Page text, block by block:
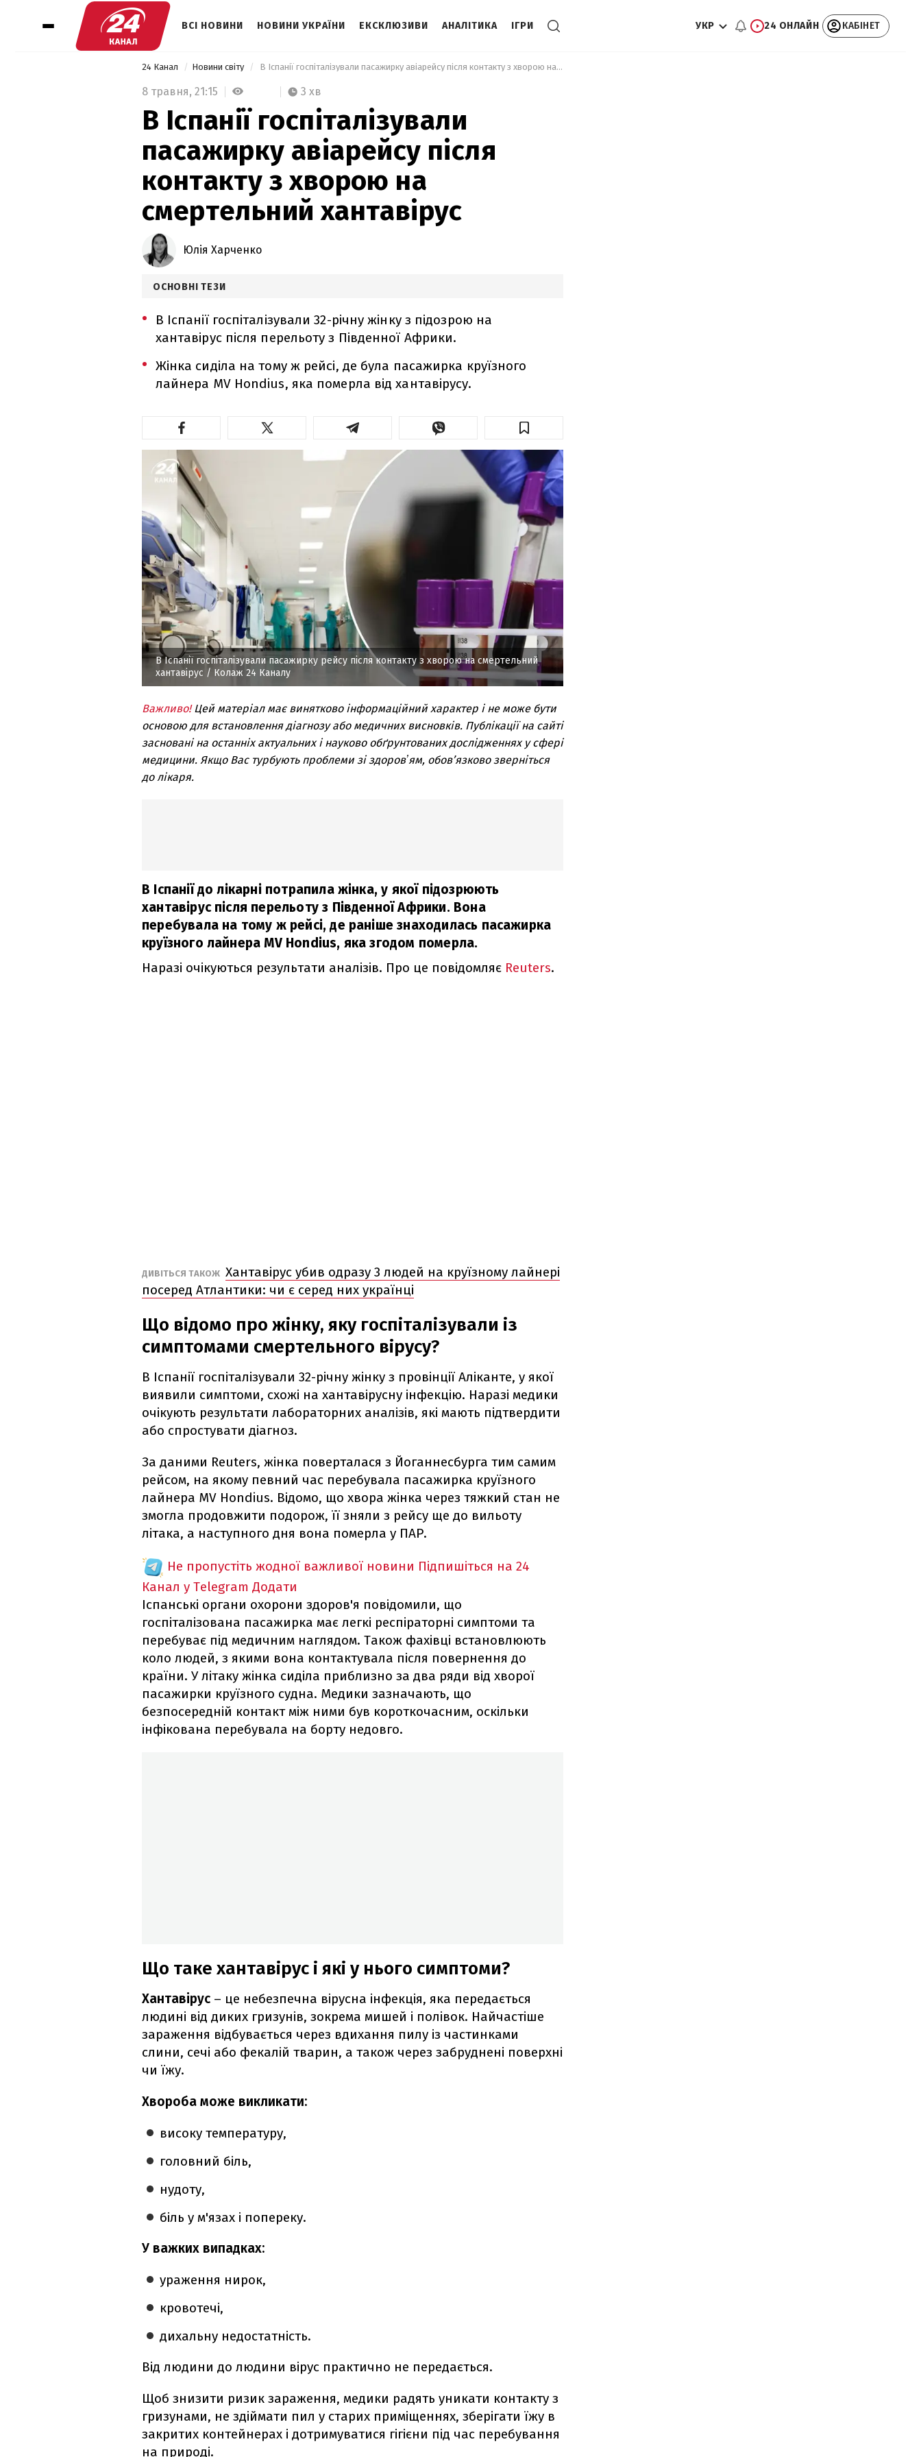
ВСІ НОВИНИ НОВИНИ УКРАЇНИ ЕКСКЛЮЗИВИ АНАЛІТИКА ІГРИ УКР 24 ОНЛАЙН КАБІНЕТ
24 Канал Новини світу В Іспанії госпіталізували пасажирку авіарейсу після контакту з хворою на смертельний хантавірус
8 травня, 21:15 3 хв
В Іспанії госпіталізували
пасажирку авіарейсу після
контакту з хворою на
смертельний хантавірус
Юлія Харченко
ОСНОВНІ ТЕЗИ
В Іспанії госпіталізували 32-річну жінку з підозрою на
хантавірус після перельоту з Південної Африки.
Жінка сиділа на тому ж рейсі, де була пасажирка круїзного
лайнера MV Hondius, яка померла від хантавірусу.
В Іспанії госпіталізували пасажирку рейсу після контакту з хворою на смертельний
хантавірус / Колаж 24 Каналу
Важливо!Цей матеріал має винятково інформаційний характер і не може бути
основою для встановлення діагнозу або медичних висновків. Публікації на сайті
засновані на останніх актуальних і науково обґрунтованих дослідженнях у сфері
медицини. Якщо Вас турбують проблеми зі здоровʼям, обов’язково зверніться
до лікаря.
В Іспанії до лікарні потрапила жінка, у якої підозрюють
хантавірус після перельоту з Південної Африки. Вона
перебувала на тому ж рейсі, де раніше знаходилась пасажирка
круїзного лайнера MV Hondius, яка згодом померла.
Наразі очікуються результати аналізів. Про це повідомляє Reuters.
ДИВІТЬСЯ ТАКОЖ Хантавірус убив одразу 3 людей на круїзному лайнері
посеред Атлантики: чи є серед них українці
Що відомо про жінку, яку госпіталізували із
симптомами смертельного вірусу?
В Іспанії госпіталізували 32-річну жінку з провінції Аліканте, у якої
виявили симптоми, схожі на хантавірусну інфекцію. Наразі медики
очікують результати лабораторних аналізів, які мають підтвердити
або спростувати діагноз.
За даними Reuters, жінка поверталася з Йоганнесбурга тим самим
рейсом, на якому певний час перебувала пасажирка круїзного
лайнера MV Hondius. Відомо, що хвора жінка через тяжкий стан не
змогла продовжити подорож, її зняли з рейсу ще до вильоту
літака, а наступного дня вона померла у ПАР.
Не пропустіть жодної важливої новини Підпишіться на 24
Канал у Telegram Додати
Іспанські органи охорони здоров'я повідомили, що
госпіталізована пасажирка має легкі респіраторні симптоми та
перебуває під медичним наглядом. Також фахівці встановлюють
коло людей, з якими вона контактувала після повернення до
країни. У літаку жінка сиділа приблизно за два ряди від хворої
пасажирки круїзного судна. Медики зазначають, що
безпосередній контакт між ними був короткочасним, оскільки
інфікована перебувала на борту недовго.
Що таке хантавірус і які у нього симптоми?
Хантавірус – це небезпечна вірусна інфекція, яка передається
людині від диких гризунів, зокрема мишей і полівок. Найчастіше
зараження відбувається через вдихання пилу із частинками
слини, сечі або фекалій тварин, а також через забруднені поверхні
чи їжу.
Хвороба може викликати:
високу температуру,
головний біль,
нудоту,
біль у м'язах і попереку.
У важких випадках:
ураження нирок,
кровотечі,
дихальну недостатність.
Від людини до людини вірус практично не передається.
Щоб знизити ризик зараження, медики радять уникати контакту з
гризунами, не здіймати пил у старих приміщеннях, зберігати їжу в
закритих контейнерах і дотримуватися гігієни під час перебування
на природі.